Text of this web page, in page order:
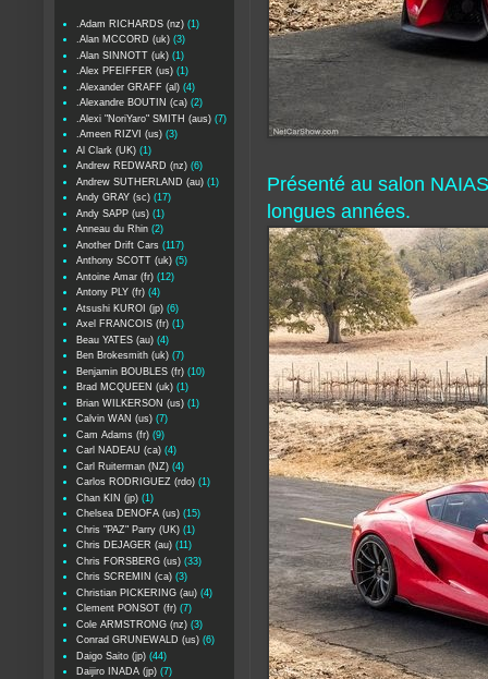
Présenté au salon
longues années.
.Adam RICHARDS (nz) (1)
.Alan MCCORD (uk) (3)
.Alan SINNOTT (uk) (1)
.Alex PFEIFFER (us) (1)
.Alexander GRAFF (al) (4)
.Alexandre BOUTIN (ca) (2)
.Alexi "NoriYaro" SMITH (aus) (7)
.Ameen RIZVI (us) (3)
Al Clark (UK) (1)
Andrew REDWARD (nz) (6)
Andrew SUTHERLAND (au) (1)
Andy GRAY (sc) (17)
Andy SAPP (us) (1)
Anneau du Rhin (2)
Another Drift Cars (117)
Anthony SCOTT (uk) (5)
Antoine Amar (fr) (12)
Antony PLY (fr) (4)
Atsushi KUROI (jp) (6)
Axel FRANCOIS (fr) (1)
Beau YATES (au) (4)
Ben Brokesmith (uk) (7)
Benjamin BOUBLES (fr) (10)
Brad MCQUEEN (uk) (1)
Brian WILKERSON (us) (1)
Calvin WAN (us) (7)
Cam Adams (fr) (9)
Carl NADEAU (ca) (4)
Carl Ruiterman (NZ) (4)
Carlos RODRIGUEZ (rdo) (1)
Chan KIN (jp) (1)
Chelsea DENOFA (us) (15)
Chris "PAZ" Parry (UK) (1)
Chris DEJAGER (au) (11)
Chris FORSBERG (us) (33)
Chris SCREMIN (ca) (3)
Christian PICKERING (au) (4)
Clement PONSOT (fr) (7)
Cole ARMSTRONG (nz) (3)
Conrad GRUNEWALD (us) (6)
Daigo Saito (jp) (44)
Daijiro INADA (jp) (7)